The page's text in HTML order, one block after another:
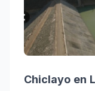
Chiclayo en